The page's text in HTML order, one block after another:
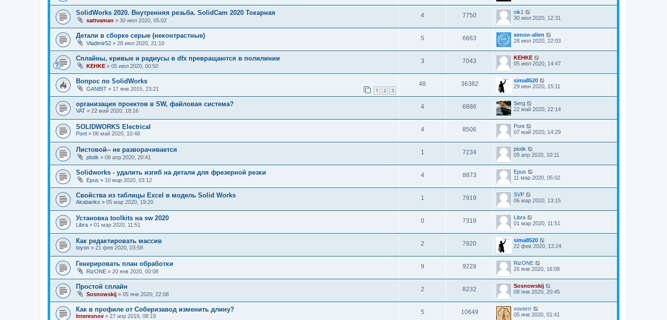
SolidWorks 2020. Внутренняя резьба. SolidCam 2020 Токарная
sattvaman » 30 июл 2020, 05:02
4 7750
nik1
30 июл 2020, 12:31
Детали в сборке серые (неконтрастные)
Vladimir52 » 28 июл 2020, 21:10
5 6663
xenon-alien
28 июл 2020, 22:03
Сплайны, кривые и радиусы в dfx превращаются в полилинии
KEHKE » 05 июл 2020, 00:50
3 7043
KEHKE
05 июл 2020, 14:47
Вопрос по SolidWorks
GANBIT » 17 янв 2015, 23:21 1 2 3
48 36382
sima8520
29 июн 2020, 15:11
организация проектов в SW, файловая система?
VAT » 22 май 2020, 18:16
4 6886
Serg
22 май 2020, 22:14
SOLIDWORKS Electrical
Pont » 06 май 2020, 10:48
4 8506
Pont
07 май 2020, 14:29
Листовой-- не разворачивается
plotik » 08 апр 2020, 20:41
1 7234
plotik
09 апр 2020, 10:11
Solidworks - удалить изгиб на детали для фрезерной резки
Epus » 10 мар 2020, 03:12
4 8873
Epus
11 мар 2020, 05:02
Свойства из таблицы Excel в модель Solid Works
Akabanks » 05 мар 2020, 19:20
1 7919
SVP
06 мар 2020, 13:15
Установка toolkits на sw 2020
Libra » 01 мар 2020, 11:51
0 7319
Libra
01 мар 2020, 11:51
Как редактировать массив
toyon » 21 фев 2020, 03:58
2 7920
sima8520
22 фев 2020, 13:24
Генерировать план обработки
RizONE » 20 янв 2020, 00:08
9 9228
RizONE
26 янв 2020, 16:08
Простой сплайн
Sosnowskij » 05 янв 2020, 22:08
2 8232
Sosnowskij
08 янв 2020, 20:45
Как в профиле от Соберизавод изменить длину?
Interesnov » 27 апр 2019, 08:19
5 10649
voverrr
05 янв 2020, 01:41